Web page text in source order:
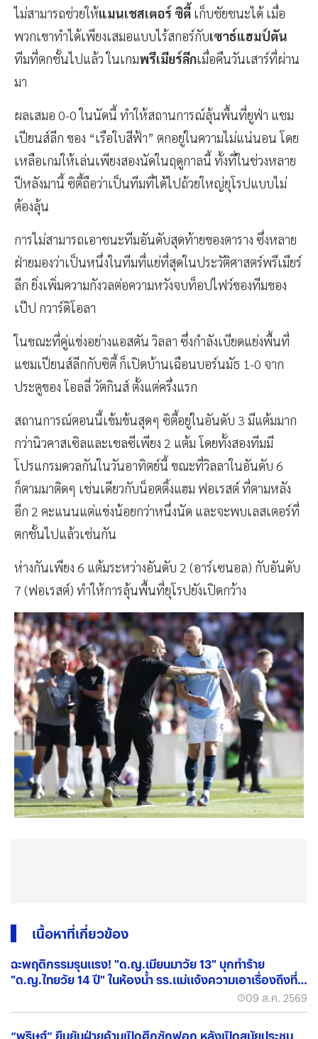
ไม่สามารถช่วยให้แมนเชสเตอร์ ซิตี้ เก็บชัยชนะได้ เมื่อ
พวกเขาทำได้เพียงเสมอแบบไร้สกอร์กับเซาธ์แฮมป์ตัน
ทีมที่ตกชั้นไปแล้ว ในเกมพรีเมียร์ลีกเมื่อคืนวันเสาร์ที่ผ่าน
มา
ผลเสมอ 0-0 ในนัดนี้ ทำให้สถานการณ์ลุ้นพื้นที่ยูฟ่า แชม
เปียนส์ลีก ของ “เรือใบสีฟ้า” ตกอยู่ในความไม่แน่นอน โดย
เหลือเกมให้เล่นเพียงสองนัดในฤดูกาลนี้ ทั้งที่ในช่วงหลาย
ปีหลังมานี้ ซิตี้ถือว่าเป็นทีมที่ได้ไปถ้วยใหญ่ยุโรปแบบไม่
ต้องลุ้น
การไม่สามารถเอาชนะทีมอันดับสุดท้ายของตาราง ซึ่งหลาย
ฝ่ายมองว่าเป็นหนึ่งในทีมที่แย่ที่สุดในประวัติศาสตร์พรีเมียร์
ลีก ยิ่งเพิ่มความกังวลต่อความหวังจบท็อปไฟว์ของทีมของ
เป๊ป กวาร์ดิโอลา
ในขณะที่คู่แข่งอย่างแอสตัน วิลลา ซึ่งกำลังเบียดแย่งพื้นที่
แชมเปียนส์ลีกกับซิตี้ ก็เปิดบ้านเฉือนบอร์นมัธ 1-0 จาก
ประตูของ โอลลี่ วัตกินส์ ตั้งแต่ครึ่งแรก
สถานการณ์ตอนนี้เข้มข้นสุดๆ ซิตี้อยู่ในอันดับ 3 มีแต้มมาก
กว่านิวคาสเซิลและเชลซีเพียง 2 แต้ม โดยทั้งสองทีมมี
โปรแกรมดวลกันในวันอาทิตย์นี้ ขณะที่วิลลาในอันดับ 6
ก็ตามมาติดๆ เช่นเดียวกับน็อตติ้งแฮม ฟอเรสต์ ที่ตามหลัง
อีก 2 คะแนนแต่แข่งน้อยกว่าหนึ่งนัด และจะพบเลสเตอร์ที่
ตกชั้นไปแล้วเช่นกัน
ห่างกันเพียง 6 แต้มระหว่างอันดับ 2 (อาร์เซนอล) กับอันดับ
7 (ฟอเรสต์) ทำให้การลุ้นพื้นที่ยุโรปยังเปิดกว้าง
เนื้อหาที่เกี่ยวข้อง
ฉะพฤติกรรมรุนแรง! "ด.ญ.เมียนมาวัย 13" บุกทำร้าย
"ด.ญ.ไทยวัย 14 ปี" ในห้องน้ำ รร.แม่แจ้งความเอาเรื่องถึงที่
09 ส.ค. 2569